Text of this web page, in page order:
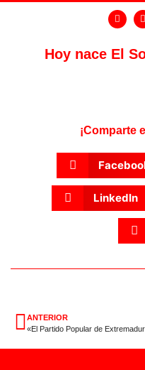
Hoy nace El
¡Comparte
LinkedIn
ANTERIOR